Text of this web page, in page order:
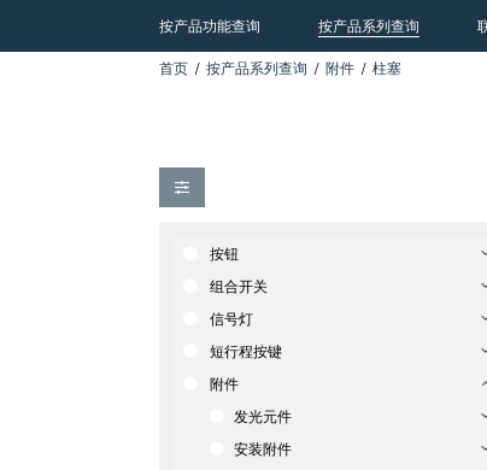
按产品功能查询 按产品系列查询
首页 按产品系列查询 附件 柱塞
按钮
组合开关
信号灯
短行程按键
附件
发光元件
安装附件